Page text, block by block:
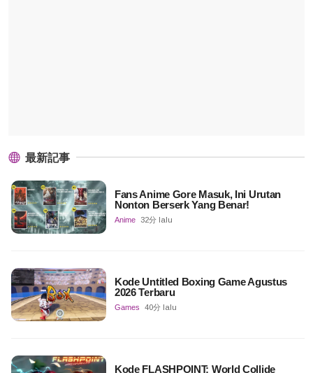
最新記事
Fans Anime Gore Masuk, Ini Urutan
Nonton Berserk Yang Benar!
Anime 32分 lalu
Kode Untitled Boxing Game Agustus
2026 Terbaru
Games 40分 lalu
Kode FLASHPOINT: World Collide